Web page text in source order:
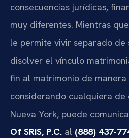
consecuencias jurídicas,
muy diferentes. Mientras
le permite vivir separado de
disolver el vínculo
fin al matrimonio de manera
considerando cualquiera de
Nueva York, puede
Of SRIS, P.C. al (888) 437-